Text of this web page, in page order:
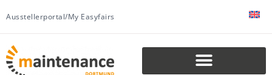
Ausstellerportal/My Easyfairs